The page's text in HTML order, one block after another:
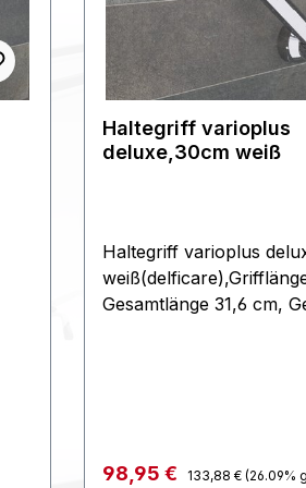
Haltegriff varioplus
deluxe,30cm weiß
Haltegriff varioplus
Gesamtlänge 31,6 cm,
Verkaufspreis:
98,95 € Regulärer Preis:
133,88 € (26.09%